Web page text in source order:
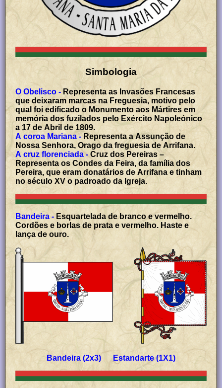
Simbologia
O Obelisco - Representa as Invasões Francesas
que deixaram marcas na Freguesia, motivo pelo
qual foi edificado o Monumento aos Mártires em
memória dos fuzilados pelo Exército Napoleónico
a 17 de Abril de 1809.
A coroa Mariana - Representa a Assunção de
Nossa Senhora, Orago da freguesia de Arrifana.
A cruz florenciada - Cruz dos Pereiras –
Representa os Condes da Feira, da família dos
Pereira, que eram donatários de Arrifana e tinham
no século XV o padroado da Igreja.
Bandeira - Esquartelada de branco e vermelho.
Cordões e borlas de prata e vermelho. Haste e
lança de ouro.
Bandeira (2x3) Estandarte (1X1)